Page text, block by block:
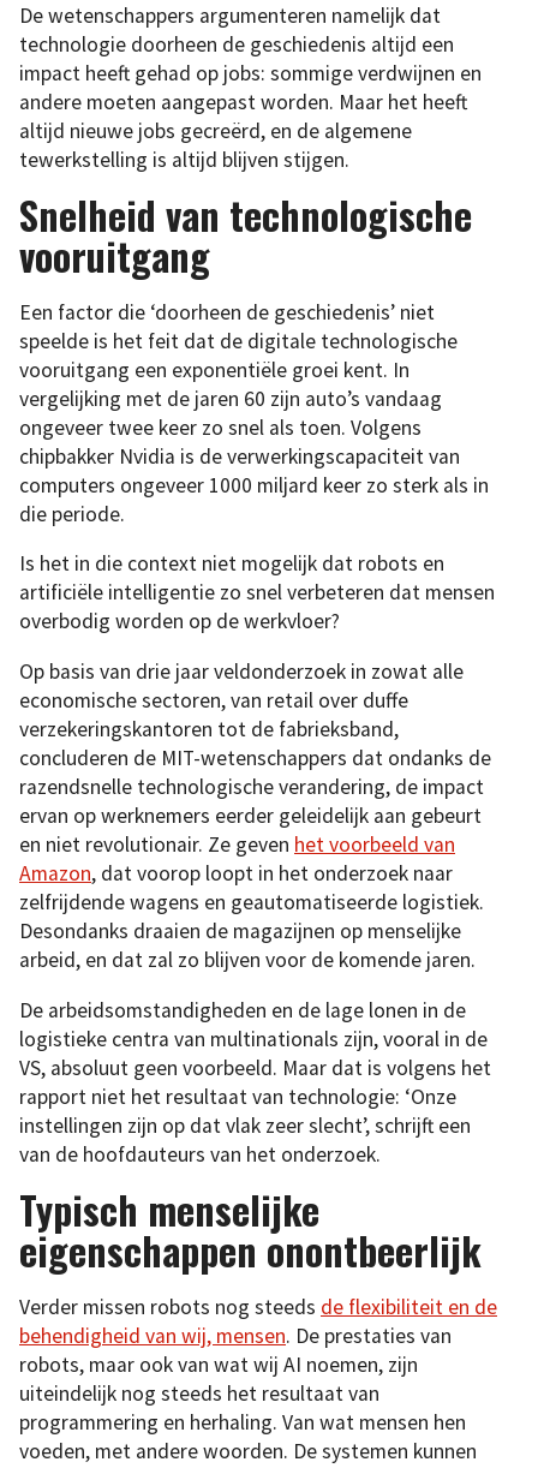
De wetenschappers argumenteren namelijk dat
technologie doorheen de geschiedenis altijd een
impact heeft gehad op jobs: sommige verdwijnen en
andere moeten aangepast worden. Maar het heeft
altijd nieuwe jobs gecreërd, en de algemene
tewerkstelling is altijd blijven stijgen.
Snelheid van technologische
vooruitgang
Een factor die ‘doorheen de geschiedenis’ niet
speelde is het feit dat de digitale technologische
vooruitgang een exponentiële groei kent. In
vergelijking met de jaren 60 zijn auto’s vandaag
ongeveer twee keer zo snel als toen. Volgens
chipbakker Nvidia is de verwerkingscapaciteit van
computers ongeveer 1000 miljard keer zo sterk als in
die periode.
Is het in die context niet mogelijk dat robots en
artificiële intelligentie zo snel verbeteren dat mensen
overbodig worden op de werkvloer?
Op basis van drie jaar veldonderzoek in zowat alle
economische sectoren, van retail over duffe
verzekeringskantoren tot de fabrieksband,
concluderen de MIT-wetenschappers dat ondanks de
razendsnelle technologische verandering, de impact
ervan op werknemers eerder geleidelijk aan gebeurt
en niet revolutionair. Ze geven het voorbeeld van
Amazon, dat voorop loopt in het onderzoek naar
zelfrijdende wagens en geautomatiseerde logistiek.
Desondanks draaien de magazijnen op menselijke
arbeid, en dat zal zo blijven voor de komende jaren.
De arbeidsomstandigheden en de lage lonen in de
logistieke centra van multinationals zijn, vooral in de
VS, absoluut geen voorbeeld. Maar dat is volgens het
rapport niet het resultaat van technologie: ‘Onze
instellingen zijn op dat vlak zeer slecht’, schrijft een
van de hoofdauteurs van het onderzoek.
Typisch menselijke
eigenschappen onontbeerlijk
Verder missen robots nog steeds de flexibiliteit en de
behendigheid van wij, mensen. De prestaties van
robots, maar ook van wat wij AI noemen, zijn
uiteindelijk nog steeds het resultaat van
programmering en herhaling. Van wat mensen hen
voeden, met andere woorden. De systemen kunnen